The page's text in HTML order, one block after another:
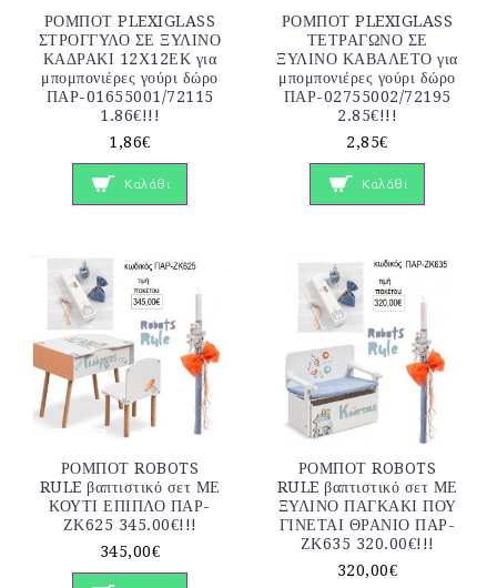
ΡΟΜΠΟΤ PLEXIGLASS
ΣΤΡΟΓΓΥΛΟ ΣΕ ΞΥΛΙΝΟ
ΚΑΔΡΑΚΙ 12Χ12ΕΚ για
μπομπονιέρες γούρι δώρο
ΠΑΡ-01655001/72115
1.86€!!!
1,86€
Καλάθι
ΡΟΜΠΟΤ PLEXIGLASS
ΤΕΤΡΑΓΩΝΟ ΣΕ
ΞΥΛΙΝΟ ΚΑΒΑΛΕΤΟ για
μπομπονιέρες γούρι δώρο
ΠΑΡ-02755002/72195
2.85€!!!
2,85€
Καλάθι
ΡΟΜΠΟΤ ROBOTS
RULE βαπτιστικό σετ ΜΕ
ΚΟΥΤΙ ΕΠΙΠΛΟ ΠΑΡ-
ΖΚ625 345.00€!!!
345,00€
ΡΟΜΠΟΤ ROBOTS
RULE βαπτιστικό σετ ΜΕ
ΞΥΛΙΝΟ ΠΑΓΚΑΚΙ ΠΟΥ
ΓΙΝΕΤΑΙ ΘΡΑΝΙΟ ΠΑΡ-
ΖΚ635 320.00€!!!
320,00€